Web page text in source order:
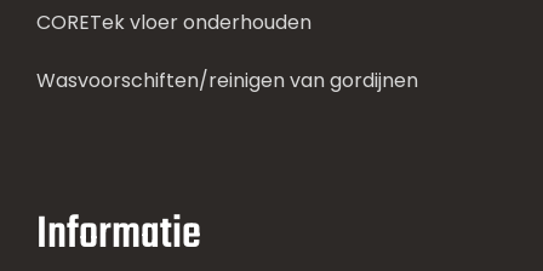
CORETek vloer onderhouden
Wasvoorschiften/reinigen van gordijnen
Informatie